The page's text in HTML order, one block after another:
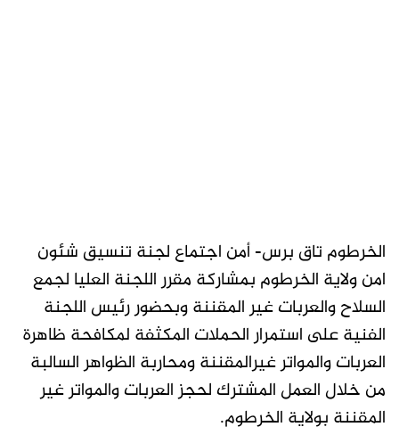
الخرطوم تاق برس- أمن اجتماع لجنة تنسيق شئون
امن ولاية الخرطوم بمشاركة مقرر اللجنة العليا لجمع
السلاح والعربات غير المقننة وبحضور رئيس اللجنة
الفنية على استمرار الحملات المكثفة لمكافحة ظاهرة
العربات والمواتر غيرالمقننة ومحاربة الظواهر السالبة
من خلال العمل المشترك لحجز العربات والمواتر غير
المقننة بولاية الخرطوم.